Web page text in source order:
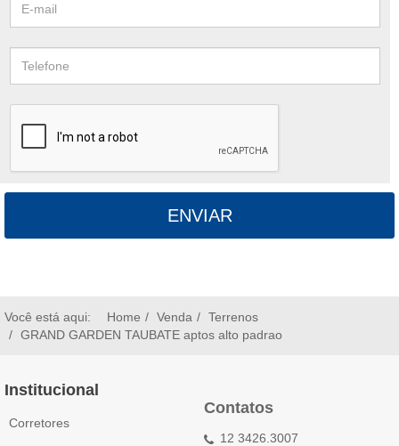
ENVIAR
Você está aqui: Home Venda
Terrenos
GRAND GARDEN TAUBATE aptos alto padrao
Institucional
Corretores
Contatos
12 3426.3007